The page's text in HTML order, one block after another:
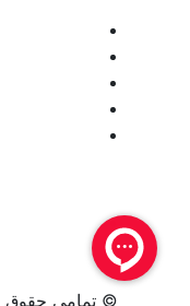
© تمامی